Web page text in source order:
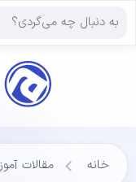
خانه مقالات